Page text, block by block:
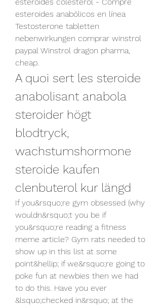
esteroides colesterol - Compre
esteroides anabólicos en línea
Testosterone tabletten
nebenwirkungen comprar winstrol
paypal Winstrol dragon pharma,
cheap.
A quoi sert les steroide
anabolisant anabola
steroider högt
blodtryck,
wachstumshormone
steroide kaufen
clenbuterol kur längd
If you&rsquo;re gym obsessed (why
wouldn&rsquo;t you be if
you&rsquo;re reading a fitness
meme article? Gym rats needed to
show up in this list at some
point&hellip; if we&rsquo;re going to
poke fun at newbies then we had
to do this. Have you ever
&lsquo;checked in&rsquo; at the